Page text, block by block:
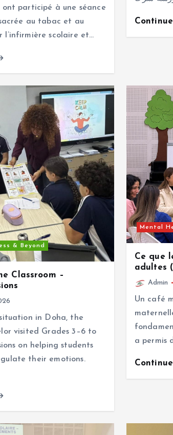
ont participé à une séance
au tabac et au
l’infirmière scolaire et…
& Beyond
Classroom –
in Doha, the
visited Grades 3–6 to
on helping students
their emotions.
Mental
Ce que
adultes
Admin
Un café
a permis